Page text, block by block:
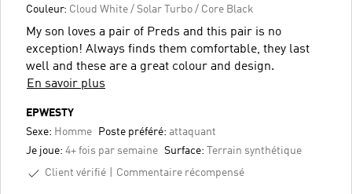
Couleur: Cloud White / Solar Turbo / Core Black
My son loves a pair of Preds and this pair is no
exception! Always finds them comfortable, they last
well and these are a great colour and design.
En savoir plus
EPWESTY
Sexe: Homme Poste préféré: attaquant
Je joue: 4+ fois par semaine Surface:
Terrain synthétique
Client vérifié
Commentaire récompensé